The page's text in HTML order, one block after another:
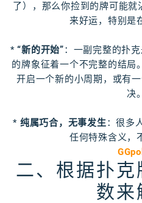
了），那么你捡到的牌可能就
来好运，特别是
*“新的开始”：一副完整的扑
的牌象征着一个不完整的结局
开启一个新的小周期，或有
决。
* 纯属巧合，无事发生：很多
任何特殊含义，
二、根据扑克
数来